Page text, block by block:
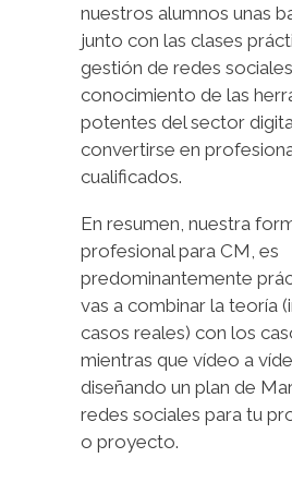
nuestros alumnos unas
junto con las clases
gestión de redes
conocimiento de las
potentes del sector
convertirse en
cualificados.
En resumen, nuestra
profesional para CM, es
predominantemente
vas a combinar la teoría
casos reales) con los
mientras que vídeo a
diseñando un plan de
redes sociales para tu
o proyecto.